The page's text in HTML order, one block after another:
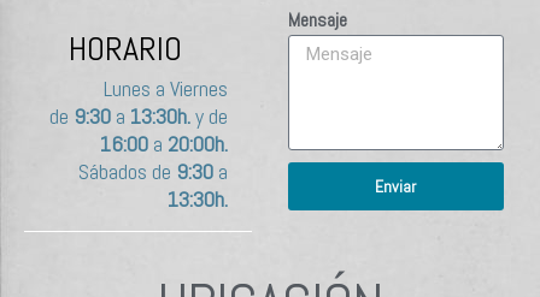
HORARIO
Lunes a Viernes
de 9:30a 13:30h.y de
16:00a 20:00h.
Sábados de 9:30a
13:30h.
Mensaje
Enviar